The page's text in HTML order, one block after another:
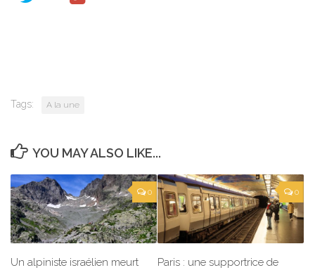
Tags: A la une
YOU MAY ALSO LIKE...
0
Un alpiniste israélien meurt
0
Paris : une supportrice de